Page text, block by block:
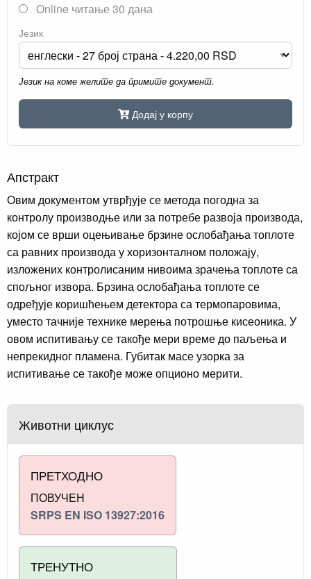
Online читање 30 дана
Језик
Језик на коме желите да примите документ.
Додај у корпу
Апстракт
Овим документом утврђује се метода погодна за
контролу производње или за потребе развоја производа,
којом се врши оцењивање брзине ослобађања топлоте
са равних производа у хоризонталном положају,
изложених контролисаним нивоима зрачења топлоте са
спољног извора. Брзина ослобађања топлоте се
одређује коришћењем детектора са термопаровима,
уместо тачније технике мерења потрошње кисеоника. У
овом испитивању се такође мери време до паљења и
непрекидног пламена. Губитак масе узорка за
испитивање се такође може опционо мерити.
Животни циклус
ПРЕТХОДНО
ПОВУЧЕН
SRPS EN ISO 13927:2016
ТРЕНУТНО